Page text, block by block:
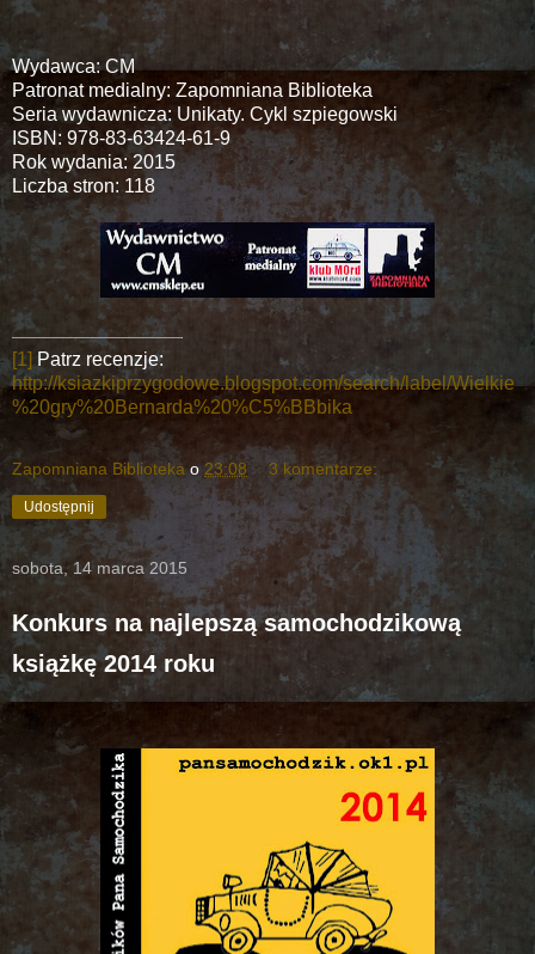
Wydawca: CM
Patronat medialny: Zapomniana Biblioteka
Seria wydawnicza: Unikaty. Cykl szpiegowski
ISBN: 978-83-63424-61-9
Rok wydania: 2015
Liczba stron: 118
[1] Patrz recenzje:
http://ksiazkiprzygodowe.blogspot.com/search/label/Wielkie
%20gry%20Bernarda%20%C5%BBbika
Zapomniana Biblioteka o 23:08 3 komentarze:
Udostępnij
sobota, 14 marca 2015
Konkurs na najlepszą samochodzikową
książkę 2014 roku